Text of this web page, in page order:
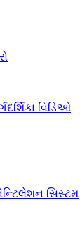
વિડિઓ
સિસ્ટમ